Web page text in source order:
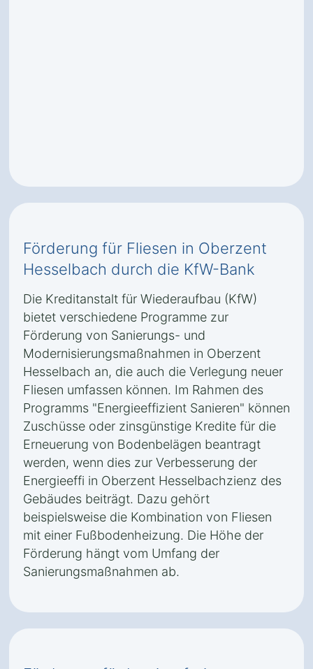
Förderung für Fliesen in Oberzent
Hesselbach durch die KfW-Bank
Die Kreditanstalt für Wiederaufbau (KfW)
bietet verschiedene Programme zur
Förderung von Sanierungs- und
Modernisierungsmaßnahmen in Oberzent
Hesselbach an, die auch die Verlegung neuer
Fliesen umfassen können. Im Rahmen des
Programms "Energieeffizient Sanieren" können
Zuschüsse oder zinsgünstige Kredite für die
Erneuerung von Bodenbelägen beantragt
werden, wenn dies zur Verbesserung der
Energieeffi in Oberzent Hesselbachzienz des
Gebäudes beiträgt. Dazu gehört
beispielsweise die Kombination von Fliesen
mit einer Fußbodenheizung. Die Höhe der
Förderung hängt vom Umfang der
Sanierungsmaßnahmen ab.